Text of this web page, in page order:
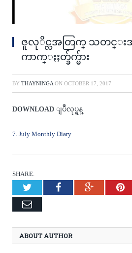
ဇူလုိင္လအတြက္ သတင္း
ကာက္ႏႈတ္ခ်က္မ်ား
BY THAYNINGA ON OCTOBER 17, 2017
DOWNLOAD ျပဳလုပ္ရန္
7. July Monthly Diary
SHARE.
TwitterFacebookGoogle+
Email
ABOUT AUTHOR